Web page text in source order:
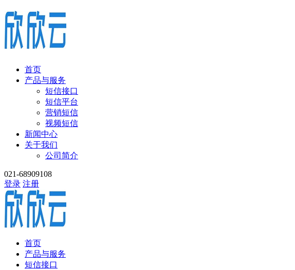
首页
产品与服务
短信接口
短信平台
营销短信
视频短信
新闻中心
关于我们
公司简介
021-68909108
登录 注册
首页
产品与服务
短信接口